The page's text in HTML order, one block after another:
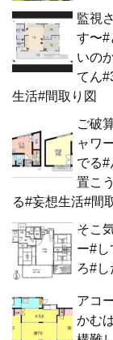
監視
す〜#
いの
てん
生活#間取り図
ご破
ャワ
でる#
置こ
る#妄想生活#間
そこ
ー#
ろ#し
アコ
かむ